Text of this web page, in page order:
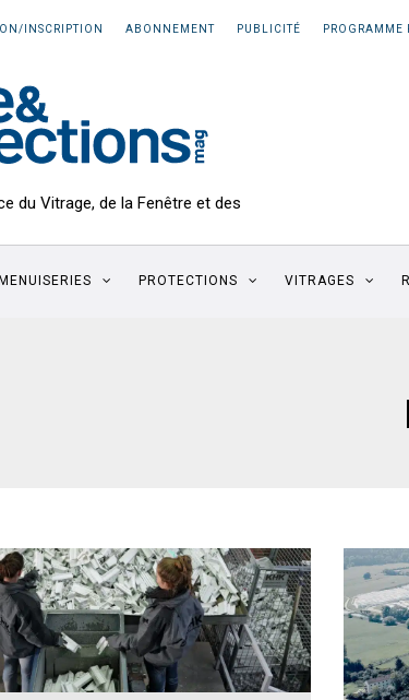
INSCRIPTION ABONNEMENT PUBLICITÉ PROGRAMME
du Vitrage, de la Fenêtre et des
MENUISERIES PROTECTIONS VITRAGES